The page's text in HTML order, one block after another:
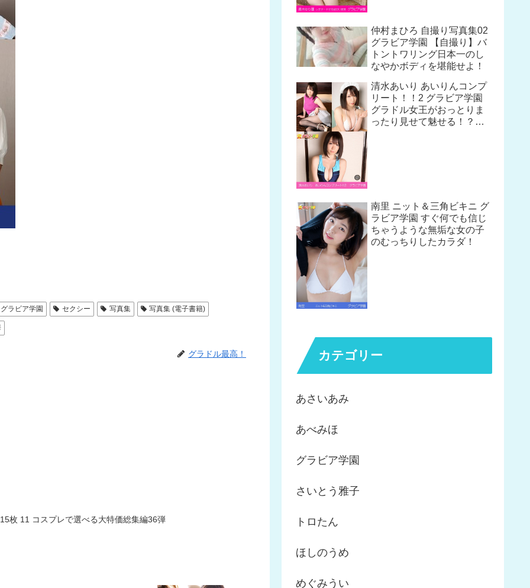
グラビア学園 セクシー 写真集 写真集 (電子書籍)
グラドル最高！
枚 11 コスプレで選べる大特価総集編36弾
仲村まひろ 自撮り写真集02
グラビア学園 【自撮り】バ
トントワリング日本一のし
なやかボディを堪能せよ！
清水あいり あいりんコンプ
リート！！2 グラビア学園
グラドル女王がおっとりま
ったり見せて魅せる！？写
南里 ニット＆三角ビキニ グ
ラビア学園 すぐ何でも信じ
ちゃうような無垢な女の子
のむっちりしたカラダ！
カテゴリー
あさいあみ
あべみほ
グラビア学園
さいとう雅子
トロたん
ほしのうめ
めぐみうい